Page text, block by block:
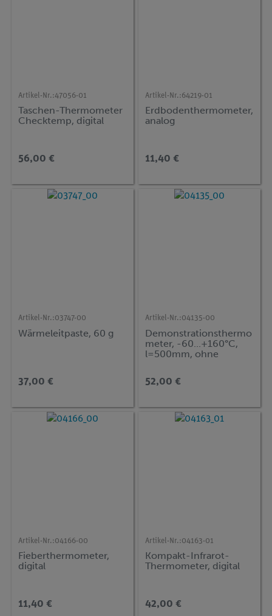
Artikel-Nr.:47056-01
Taschen-Thermometer
Checktemp, digital
56,00 €
Artikel-Nr.:64219-01
Erdbodenthermometer,
analog
11,40 €
Artikel-Nr.:03747-00
Wärmeleitpaste, 60 g
37,00 €
Artikel-Nr.:04135-00
Demonstrationsthermo
meter, -60...+160°C,
l=500mm, ohne
52,00 €
Artikel-Nr.:04166-00
Fieberthermometer,
digital
11,40 €
Artikel-Nr.:04163-01
Kompakt-Infrarot-
Thermometer, digital
42,00 €